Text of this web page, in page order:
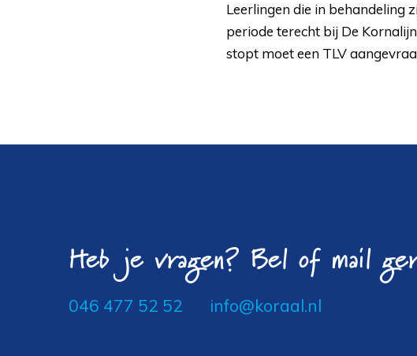
Leerlingen die in behandeling
periode terecht bij De
stopt moet een TLV
Heb je vragen? Bel of mail
046 477 52 52 info@koraal.nl